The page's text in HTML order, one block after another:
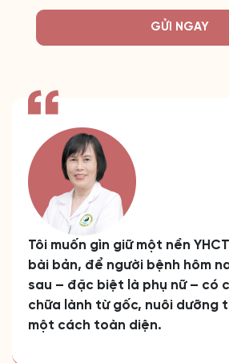
GỬI NGAY
Tôi muốn gìn giữ một nền
bài bản, để người bệnh hôm
sau – đặc biệt là phụ nữ – có
chữa lành từ gốc, nuôi dưỡng
một cách toàn diện.